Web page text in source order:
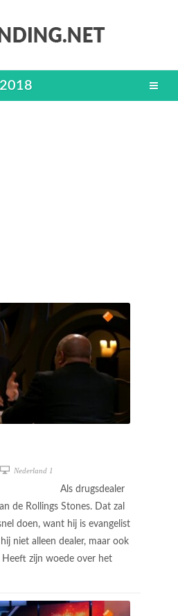
Nederland 1
Als drugsdealer
de Rollings Stones. Dat zal
doen, want hij is evangelist
niet alleen dealer, maar ook
Heeft zijn woede over het